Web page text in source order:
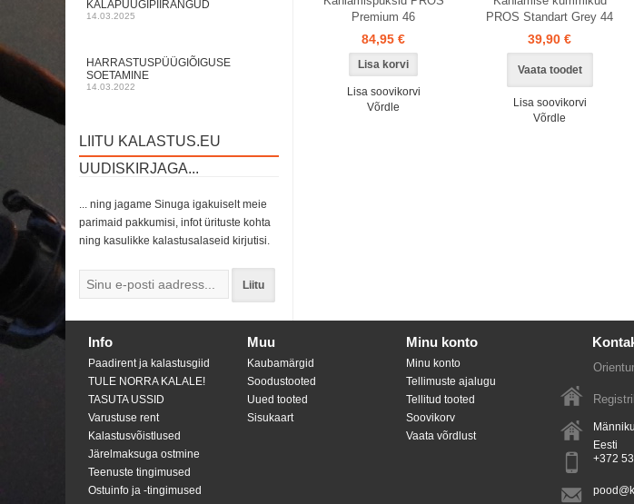
KALAPÜÜGIPIIRANGUD
14.03.2025
HARRASTUSPÜÜGIÕIGUSE
SOETAMINE
14.03.2022
LIITU KALASTUS.EU
UUDISKIRJAGA...
... ning jagame Sinuga igakuiselt meie
parimaid pakkumisi, infot ürituste kohta
ning kasulikke kalastusalaseid kirjutisi.
Liitu
Premium 46
84,95 €
Lisa soovikorvi
Võrdle
PROS Standart Grey 44
39,90 €
Vaata toodet
Lisa soovikorvi
Võrdle
Info
Paadirent ja kalastusgiid
TULE NORRA KALALE!
TASUTA USSID
Varustuse rent
Kalastusvõistlused
Järelmaksuga ostmine
Teenuste tingimused
Ostuinfo ja -tingimused
Muu
Kaubamärgid
Soodustooted
Uued tooted
Sisukaart
Minu konto
Minu konto
Tellimuste ajalugu
Tellitud tooted
Soovikorv
Vaata võrdlust
Eesti
+372